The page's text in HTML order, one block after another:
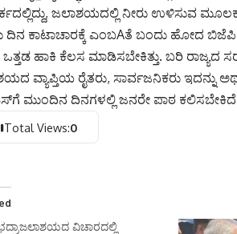
ಜಲಾಶಯದಲ್ಲಿ ನೀರು ಉಳಿಸುವ
ದಿನ ಕಾಟಾಚಾರಕ್ಕೆ ಎಂಬAತೆ ಬಂದು ಹೋದ
ಹಾಕಿ ಕೆಲಸ ಮಾಡಿಸಬೇಕಿತ್ತು. ಬರಿ ರಾಜ್ಯದ
ವ್ಯಾಪ್ತಿಯ ರೈತರು, ಸಾರ್ವಜನಿಕರು ಇದನ್ನು
ಮುಂದಿನ ದಿನಗಳಲ್ಲಿ ಜನರೇ ಪಾಠ ಕಲಿಸಬೇಕಿದೆ
Total Views:0
ವಿಚಾರದಲ್ಲಿ